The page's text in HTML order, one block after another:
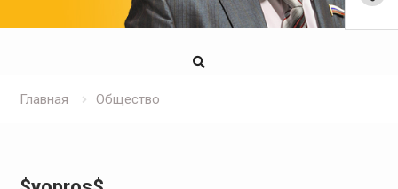
Главная Общество